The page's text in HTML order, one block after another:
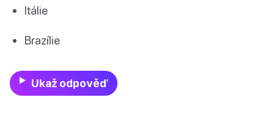
Itálie
Brazílie
Ukaž odpověď